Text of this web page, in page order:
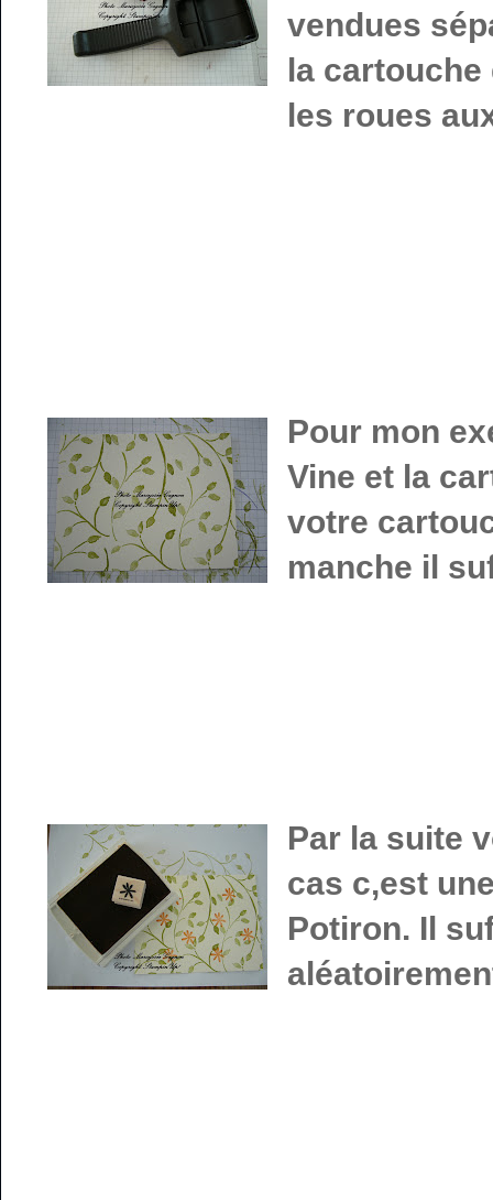
vendues
la
les roues
Pour mon
Vine et la
votre
manche il
Par la suite
cas c,est
Potiron. Il